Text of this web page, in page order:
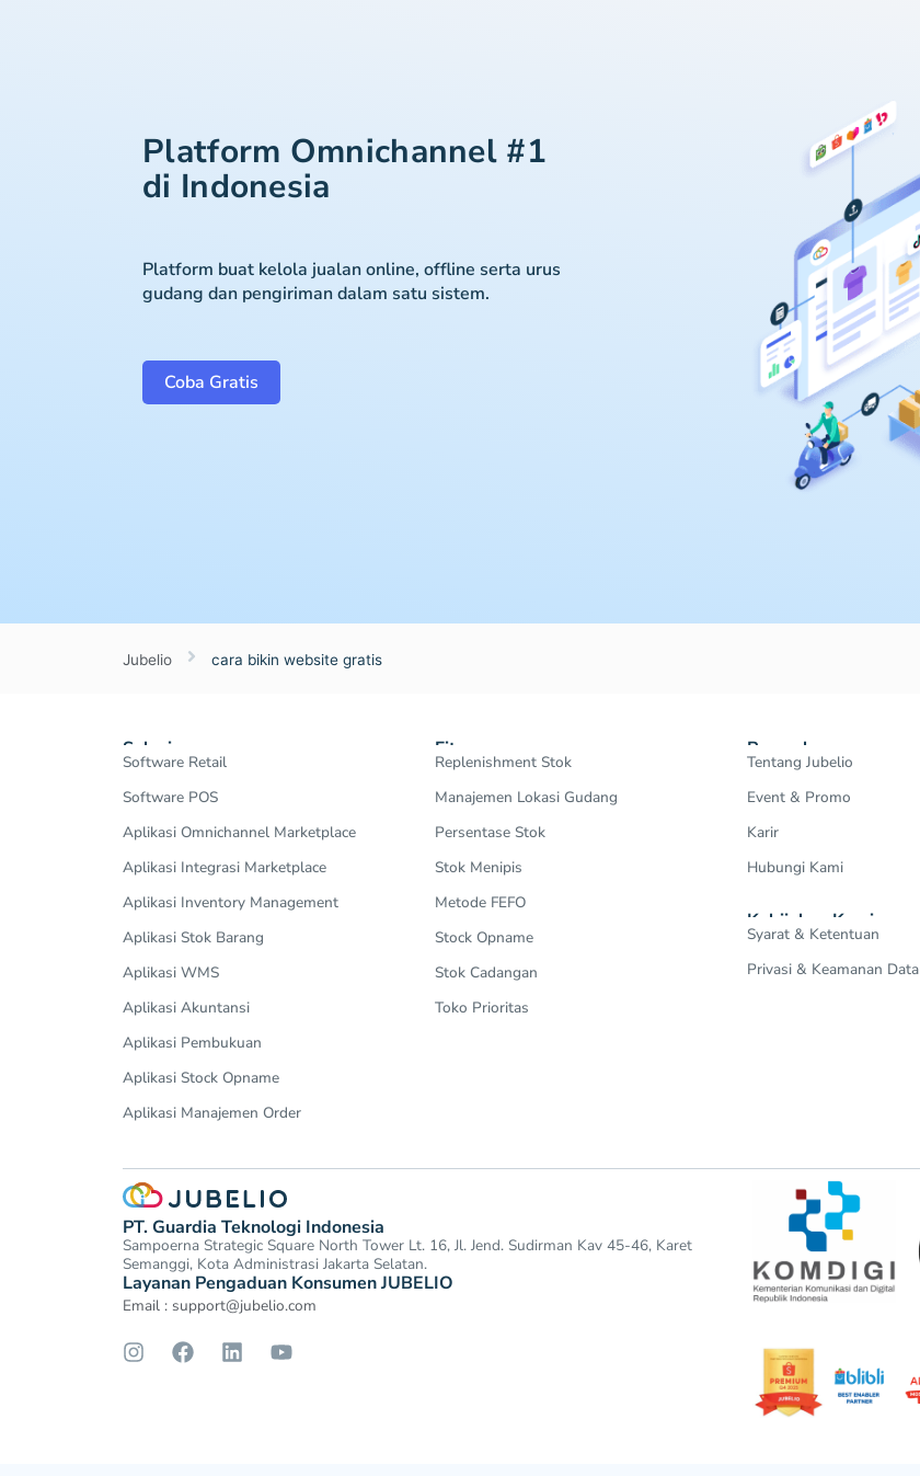
Platform Omnichannel #1
di Indonesia
Platform buat kelola jualan online, offline serta urus
gudang dan pengiriman dalam satu sistem.
Coba Gratis
Jubelio cara bikin website gratis
Solusi
Software Retail
Software POS
Aplikasi Omnichannel Marketplace
Aplikasi Integrasi Marketplace
Aplikasi Inventory Management
Aplikasi Stok Barang
Aplikasi WMS
Aplikasi Akuntansi
Aplikasi Pembukuan
Aplikasi Stock Opname
Aplikasi Manajemen Order
Fitur
Replenishment Stok
Manajemen Lokasi Gudang
Persentase Stok
Stok Menipis
Metode FEFO
Stock Opname
Stok Cadangan
Toko Prioritas
Perusahaan
Tentang Jubelio
Event & Promo
Karir
Hubungi Kami
Kebijakan Kami
Syarat & Ketentuan
Privasi & Keamanan Data
PT. Guardia Teknologi Indonesia
Sampoerna Strategic Square North Tower Lt. 16, Jl. Jend. Sudirman Kav 45-46, Karet
Semanggi, Kota Administrasi Jakarta Selatan.
Layanan Pengaduan Konsumen JUBELIO
Email : support@jubelio.com